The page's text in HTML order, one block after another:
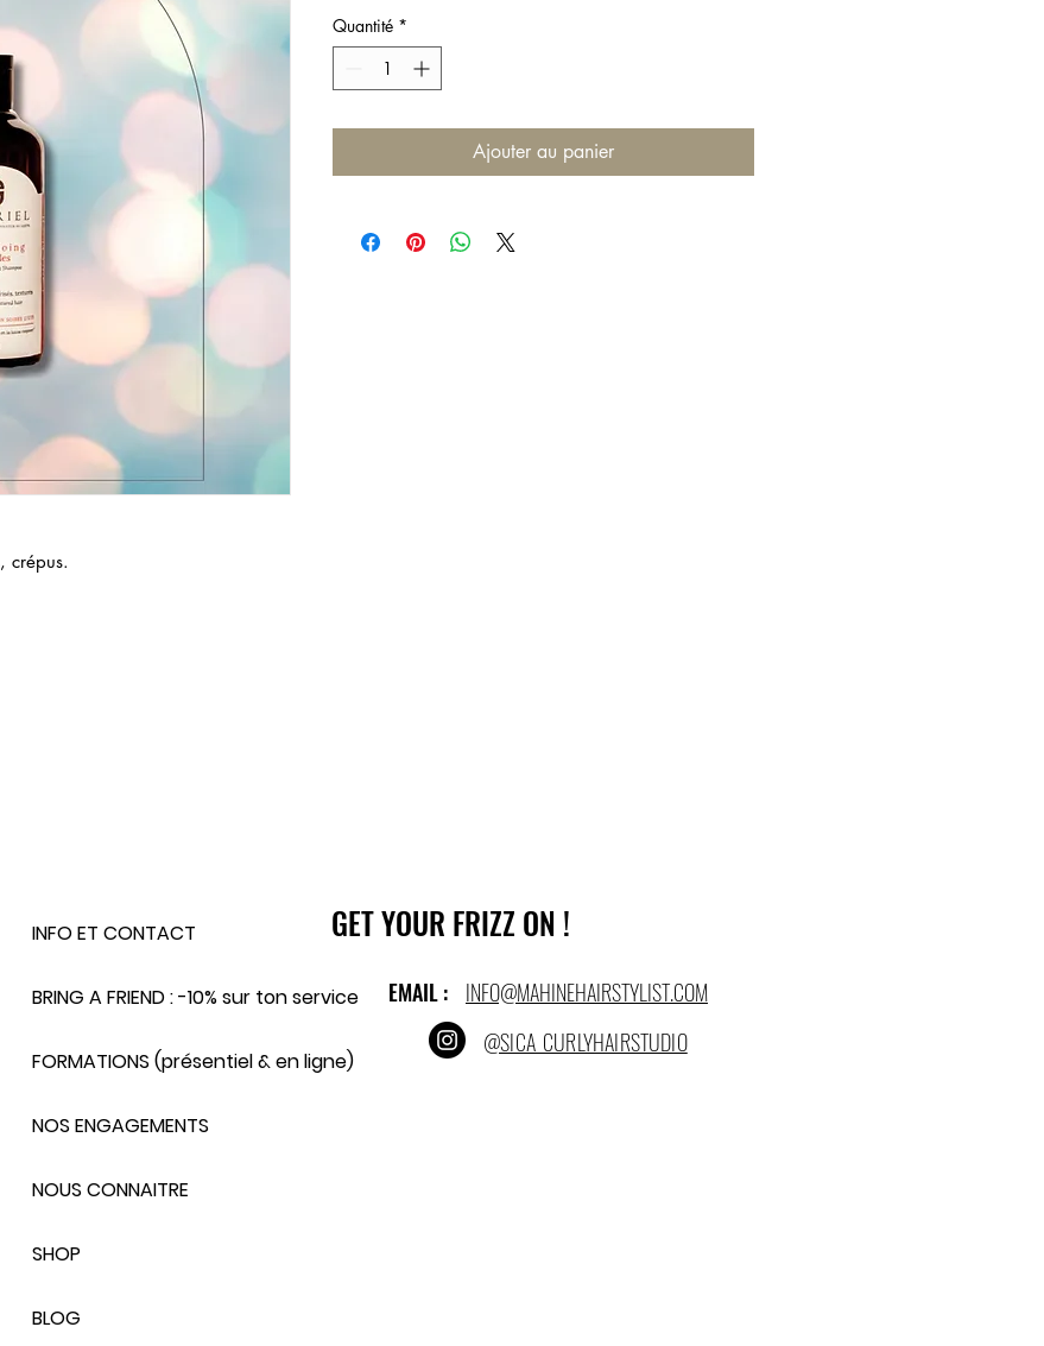
crépus.
Quantité *
Ajouter au panier
INFO ET CONTACT
BRING A FRIEND : -10% sur ton service
FORMATIONS (présentiel & en ligne)
NOS ENGAGEMENTS
NOUS CONNAITRE
SHOP
BLOG
GET YOUR FRIZZ ON !
EMAIL :
INFO@MAHINEHAIRSTYLIST.COM
@SICA_CURLYHAIRSTUDIO